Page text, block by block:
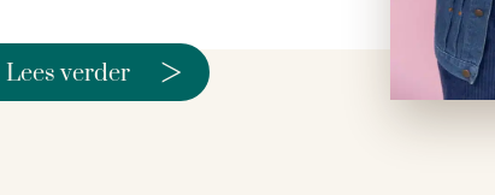
Lees verder >